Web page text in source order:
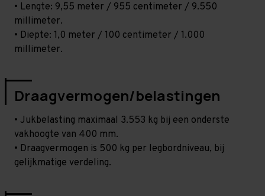
• Lengte: 9,55 meter / 955 centimeter / 9.550
millimeter.
• Diepte: 1,0 meter / 100 centimeter / 1.000
millimeter.
Draagvermogen/belastingen
• Jukbelasting maximaal 3.553 kg bij een onderste
vakhoogte van 400 mm.
• Draagvermogen is 500 kg per legbordniveau, bij
gelijkmatige verdeling.